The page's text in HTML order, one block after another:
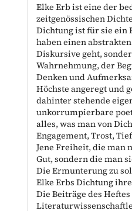
Elke Erb ist eine der
zeitgenössischen
Dichtung ist für sie ein
haben einen
Diskursive geht,
Wahrnehmung, der
Denken und
Höchste angeregt und
dahinter stehende
unkorrumpierbare
alles, was man von
Engagement, Trost,
Jene Freiheit, die man
Gut, sondern die man
Die Ermunterung zu
Elke Erbs Dichtung
Die Beiträge des